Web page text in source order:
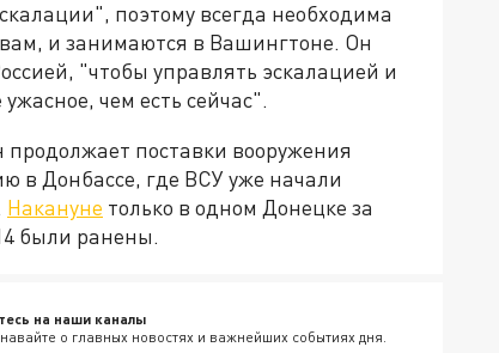
поэтому всегда необходима
и занимаются в Вашингтоне. Он
"чтобы управлять эскалацией и
чем есть сейчас".
поставки вооружения
в Донбассе, где ВСУ уже начали
Накануне только в одном Донецке за
были ранены.
на наши каналы
о главных новостях и важнейших событиях дня.